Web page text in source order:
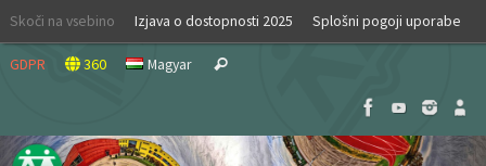
Skip
content
Skoči na vsebino Izjava o dostopnosti 2025 Splošni pogoji uporabe
GDPR 360 Magyar Search